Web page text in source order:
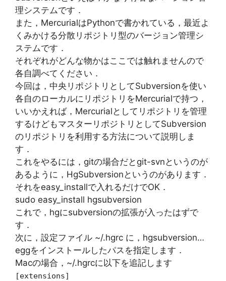
理システムです．
また，MercurialはPythonで書かれている，最近よ
くみかける分散リポジトリ型のバージョン管理シ
ステムです．
それぞれがどんな物かはここでは触れませんので
各自調べてください．
今回は，中央リポジトリとしてSubversionを使い
各自のローカルにリポジトリをMercurialで持つ，
いいかえれば，Mercurialとしてリポジトリを管理
するけどもマスターリポジトリとしてSubversion
のリポジトリを利用する方法について説明しま
す．
これをやるには，gitの場合だとgit-svnというのが
あるように，HgSubversionというのがあります．
それをeasy_installで入れるだけでOK．
sudo easy_install hgsubversion
これで，hgにsubversionの拡張が入ったはずで
す．
次に，設定ファイル ~/.hgrc に，hgsubversion…
eggをインストールしたパスを指定します．
Macの場合，~/.hgrcに以下を追記します
[extensions]